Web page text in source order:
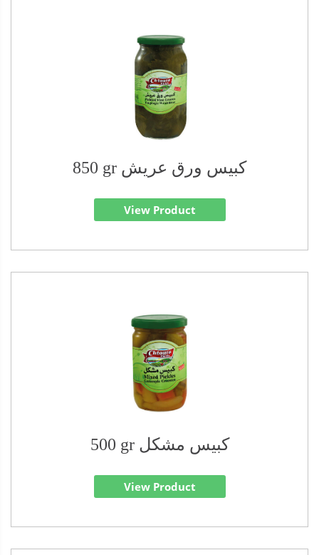
850 gr كبيس ورق عريش
View Product
500 gr كبيس مشكل
View Product